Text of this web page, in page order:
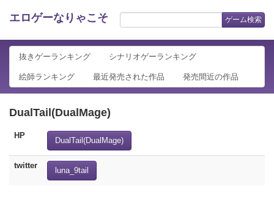
エロゲーなりゃこそ ゲーム検索
抜きゲーランキング シナリオゲーランキング
絵師ランキング 最近発売された作品 発売間近の作品
DualTail(DualMage)
HP
DualTail(DualMage)
twitter
luna_9tail